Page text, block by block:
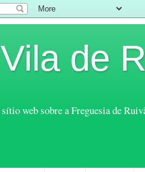
Vila de
sítio web sobre a Freguesia de